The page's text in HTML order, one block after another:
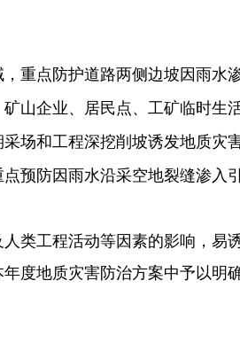
重点防护道路两侧边坡因雨水
山企业、居民点、工矿临时生
场和工程深挖削坡诱发地质灾
点预防因雨水沿采空地裂缝渗
类工程活动等因素的影响，
度地质灾害防治方案中予以明确